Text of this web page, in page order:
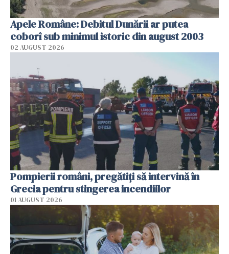
Apele Române: Debitul Dunării ar putea
coborî sub minimul istoric din august 2003
02 AUGUST 2026
Pompierii români, pregătiţi să intervină în
Grecia pentru stingerea incendiilor
01 AUGUST 2026